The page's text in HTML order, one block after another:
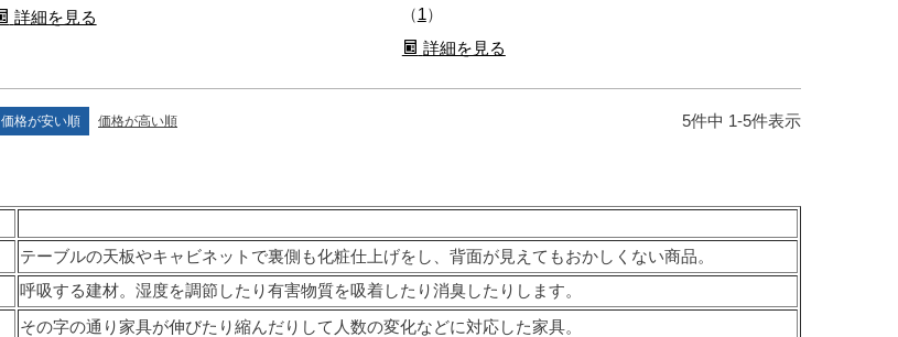
詳細を見る
（1）
詳細を見る
価格が安い順 価格が高い順 5件中 1-5件表示
テーブルの天板やキャビネットで裏側も化粧仕上げをし、背面が見えてもおかしくない商品。
呼吸する建材。湿度を調節したり有害物質を吸着したり消臭したりします。
その字の通り家具が伸びたり縮んだりして人数の変化などに対応した家具。